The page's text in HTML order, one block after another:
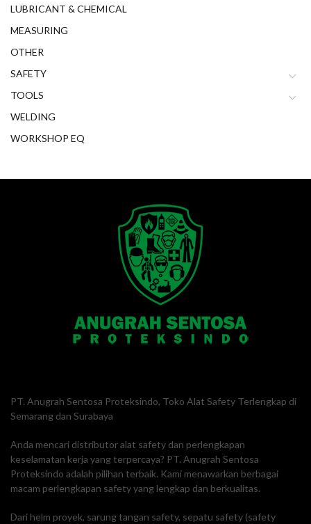
LUBRICANT & CHEMICAL
MEASURING
OTHER
SAFETY
TOOLS
WELDING
WORKSHOP EQ
PT. Anugrah Sentosa Proteksindo, Toko Alat Safety Terlengkap di
Semarang dan Surabaya
Anda mencari distributor alat safety dan perlengkapan
keselamatan kerja yang terpercaya? PT. Anugrah Sentosa
Proteksindo adalah pilihan terbaik. Kami menawarkan berbagai
macam perlengkapan safety yang lengkap dan berkualitas.
Dari helm proyek, sarung tangan safety, sepatu safety (safety